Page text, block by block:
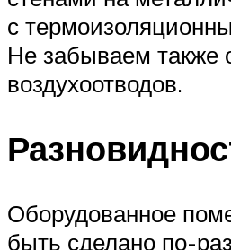
с
Не забываем также
воздухоотводов.
Оборудованное
быть сделано по-